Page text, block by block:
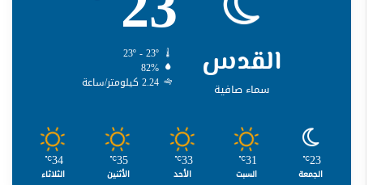
القدس
سماء صافية
23º - 23º
82%
2.24 كيلومتر/ساعة
23
℃
الجمعة
31
℃
السبت
33
℃
الأحد
35
℃
الأثنين
34
℃
الثلاثاء